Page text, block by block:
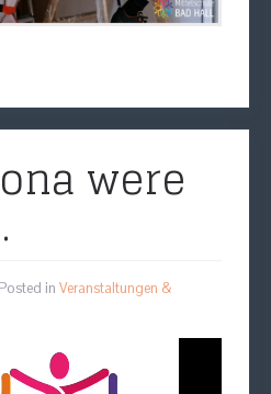
were
in Veranstaltungen &